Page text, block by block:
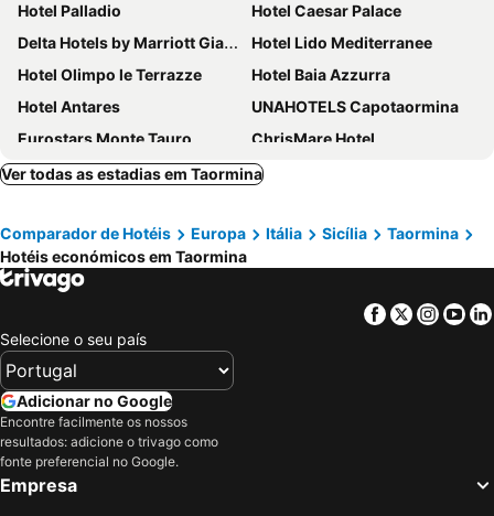
Hotel Palladio
Hotel Caesar Palace
Delta Hotels by Marriott Giardini Naxos
Hotel Lido Mediterranee
Hotel Olimpo le Terrazze
Hotel Baia Azzurra
Hotel Antares
UNAHOTELS Capotaormina
Eurostars Monte Tauro
ChrisMare Hotel
Splendid Hotel Taormina - Handwritten Collection
Excelsior Palace Hotel
Hotel Isola Bella
Hotel Corallo
Hotel Ariston
Hotel Continental
Hotel Caparena
Taormina Palace Hotel
Panoramic Hotel Taormina
Hotel Villa Bianca
Hotel Condor
Hotel Villa Greta
Hotel Orizzonte
Hotel Inn
Ver todas as estadias em Taormina
Comparador de Hotéis Europa Itália Sicília
Taormina
Hotéis económicos em Taormina
Facebook
Twitter
Selecione o seu país
Adicionar no Google
Encontre facilmente os nossos
resultados: adicione o trivago como
fonte preferencial no Google.
Empresa